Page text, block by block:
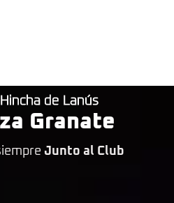
de Lanús
Granate
Junto al Club